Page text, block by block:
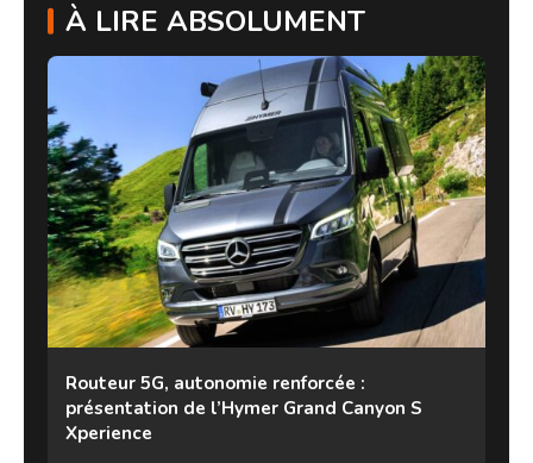
À LIRE ABSOLUMENT
Routeur 5G, autonomie renforcée :
présentation de l’Hymer Grand Canyon S
Xperience